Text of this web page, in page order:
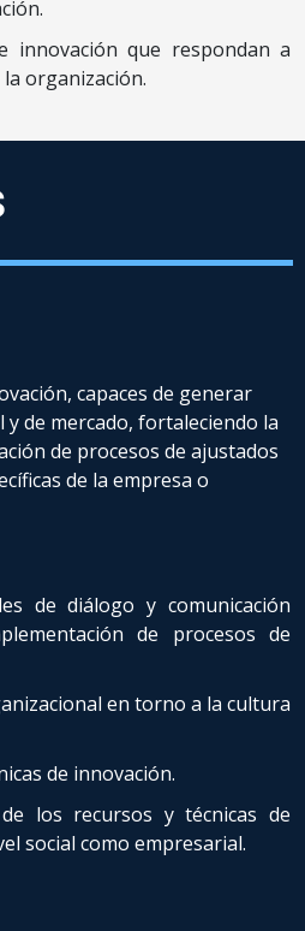
innovación que respondan a
organización.
capaces de generar
y de mercado, fortaleciendo la
de procesos de ajustados
de la empresa o
de diálogo y comunicación
de procesos de
en torno a la cultura
de innovación.
los recursos y técnicas de
social como empresarial.